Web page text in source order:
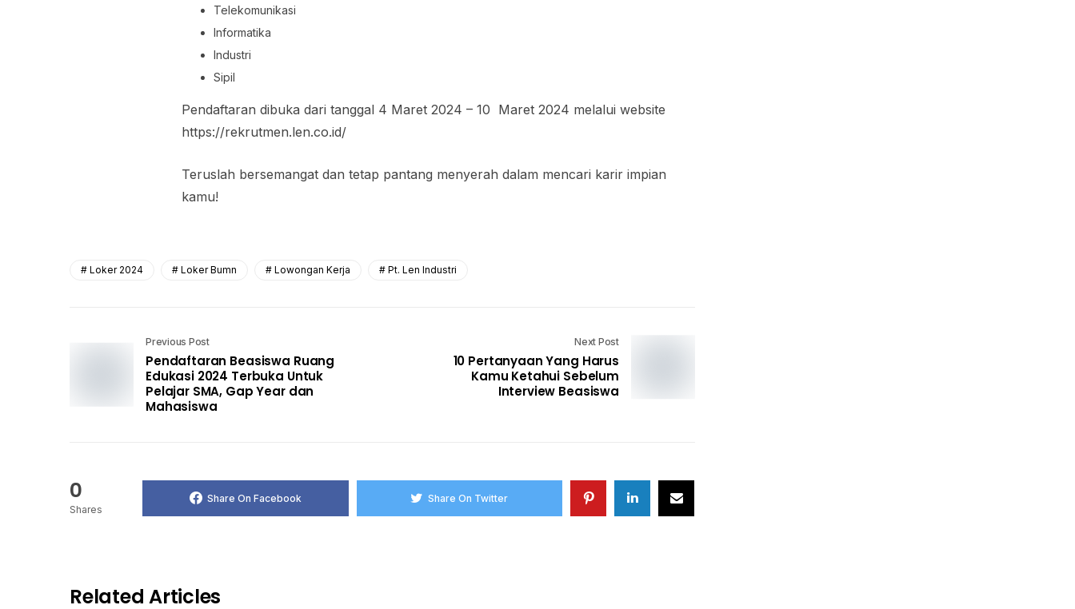
Telekomunikasi
Informatika
Industri
Sipil
Pendaftaran dibuka dari tanggal 4 Maret 2024 – 10 Maret 2024 melalui website
https://rekrutmen.len.co.id/
Teruslah bersemangat dan tetap pantang menyerah dalam mencari karir impian
kamu!
Loker 2024 Loker Bumn Lowongan Kerja Pt. Len Industri
Previous Post
Pendaftaran Beasiswa Ruang
Edukasi 2024 Terbuka Untuk
Pelajar SMA, Gap Year dan
Mahasiswa
Next Post
10 Pertanyaan Yang Harus
Kamu Ketahui Sebelum
Interview Beasiswa
0
Shares
Share On Facebook Share On Twitter
Related Articles